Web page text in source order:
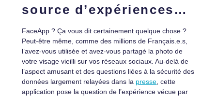
source d’expériences…
FaceApp ? Ça vous dit certainement quelque chose ?
Peut-être même, comme des millions de Français.e.s,
l’avez-vous utilisée et avez-vous partagé la photo de
votre visage vieilli sur vos réseaux sociaux. Au-delà de
l’aspect amusant et des questions liées à la sécurité des
données largement relayées dans la presse , cette
application pose la question de l’expérience vécue par